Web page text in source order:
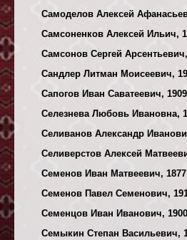
Самоделов Алексей
Самсоненков Алексей Ильич,
Самсонов Сергей Арсентьевич,
Сандлер Литман Моисеевич,
Сапогов Иван Саватеевич, 1909
Селезнева Любовь Ивановна,
Селиванов Александр
Селиверстов Алексей
Семенов Иван Матвеевич, 1877
Семенов Павел Семенович,
Семенцов Иван Иванович, 1900
Семыкин Степан Васильевич,